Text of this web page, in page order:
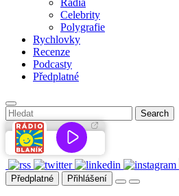
Rádia
Celebrity
Polygrafie
Rychlovky
Recenze
Podcasty
Předplatné
Předplatné Přihlášení